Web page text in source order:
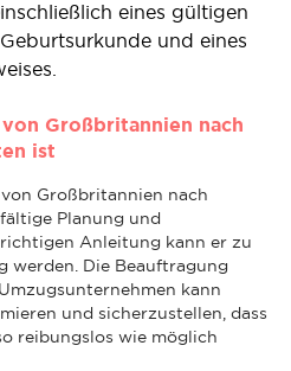
eines gültigen
und eines
Großbritannien nach
ist
Großbritannien nach
Planung und
Anleitung kann er zu
werden. Die Beauftragung
kann
und sicherzustellen, dass
reibungslos wie möglich